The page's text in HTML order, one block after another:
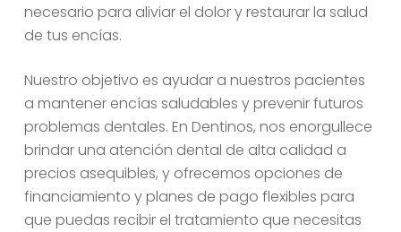
necesario para aliviar el dolor y restaurar la salud
de tus encías.
Nuestro objetivo es ayudar a nuestros pacientes
a mantener encías saludables y prevenir futuros
problemas dentales. En Dentinos, nos enorgullece
brindar una atención dental de alta calidad a
precios asequibles, y ofrecemos opciones de
financiamiento y planes de pago flexibles para
que puedas recibir el tratamiento que necesitas